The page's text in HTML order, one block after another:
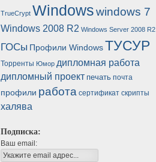
TrueCrypt Windowswindows 7
Windows 2008 R2 Windows Server 2008 R2
ГОСы Профили WindowsТУСУР
Торренты Юмор дипломная работа
дипломный проект печать почта
профили работа сертификат скрипты
халява
Подписка:
Ваш email: